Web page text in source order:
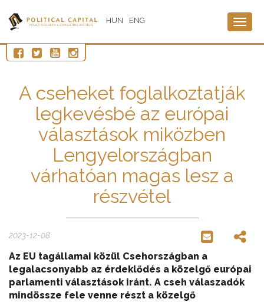
HUN ENG
A cseheket foglalkoztatják
legkevésbé az európai
választások miközben
Lengyelországban
várhatóan magas lesz a
részvétel
2023-12-08
Az EU tagállamai közül Csehországban a
legalacsonyabb az érdeklődés a közelgő európai
parlamenti választások iránt. A cseh válaszadók
mindössze fele venne részt a közelgő